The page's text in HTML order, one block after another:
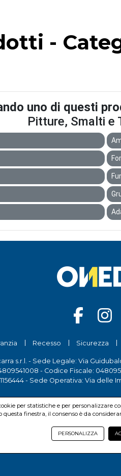
-
uno di questi
Pitture, Smalti e
Recesso Sicurezza
s.r.l. - Sede Legale: Via
- Codice Fiscale:
- Sede Operativa: Via delle
2026Copyright:
per statistiche e per
questa finestra, il consenso è da
PERSONALIZZA